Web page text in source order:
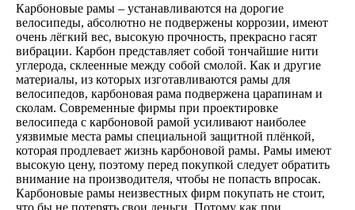
Карбоновые рамы – устанавливаются на дорогие
велосипеды, абсолютно не подвержены коррозии, имеют
очень лёгкий вес, высокую прочность, прекрасно гасят
вибрации. Карбон представляет собой тончайшие нити
углерода, склеенные между собой смолой. Как и другие
материалы, из которых изготавливаются рамы для
велосипедов, карбоновая рама подвержена царапинам и
сколам. Современные фирмы при проектировке
велосипеда с карбоновой рамой усиливают наиболее
уязвимые места рамы специальной защитной плёнкой,
которая продлевает жизнь карбоновой рамы. Рамы имеют
высокую цену, поэтому перед покупкой следует обратить
внимание на производителя, чтобы не попасть впросак.
Карбоновые рамы неизвестных фирм покупать не стоит,
что бы не потерять свои деньги. Потому как при